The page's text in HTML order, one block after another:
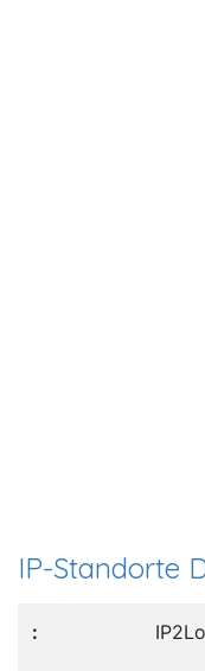
IP-Standorte